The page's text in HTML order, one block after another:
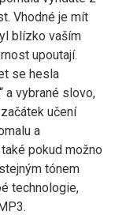
Vhodné je mít
blízko vaším
upoutají.
se hesla
a vybrané slovo,
učení
a
pokud možno
tónem
technologie,